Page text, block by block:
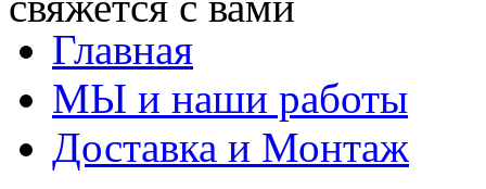
Главная
МЫ и наши работы
Доставка и Монтаж